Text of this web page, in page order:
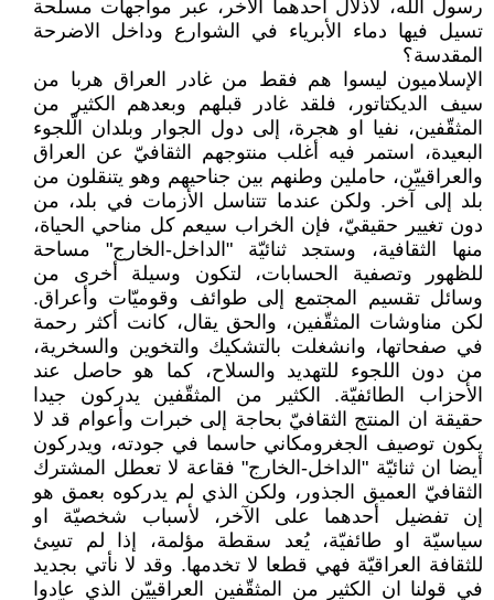
رسول الله، لأذلال أحدهما الآخر، عبر مواجهات مسلّحة
تسيل فيها دماء الأبرياء في الشوارع وداخل الاضرحة
المقدسة؟
الإسلاميون ليسوا هم فقط من غادر العراق هربا من
سيف الديكتاتور، فلقد غادر قبلهم وبعدهم الكثير من
المثقّفين، نفيا او هجرة، إلى دول الجوار وبلدان الّلجوء
البعيدة، استمر فيه أغلب منتوجهم الثقافيّ عن العراق
والعراقييّن، حاملين وطنهم بين جناحيهم وهو يتنقلون من
بلد إلى آخر. ولكن عندما تتناسل الأزمات في بلد، من
دون تغيير حقيقيّ، فإن الخراب سيعم كل مناحي الحياة،
منها الثقافية، وستجد ثنائيّة "الداخل-الخارج" مساحة
للظهور وتصفية الحسابات، لتكون وسيلة أخرى من
وسائل تقسيم المجتمع إلى طوائف وقوميّات وأعراق.
لكن مناوشات المثقّفين، والحق يقال، كانت أكثر رحمة
في صفحاتها، وانشغلت بالتشكيك والتخوين والسخرية،
من دون اللجوء للتهديد والسلاح، كما هو حاصل عند
الأحزاب الطائفيّة. الكثير من المثقّفين يدركون جيدا
حقيقة ان المنتج الثقافيّ بحاجة إلى خبرات وأعوام قد لا
يكون توصيف الجغرومكاني حاسما في جودته، ويدركون
أيضا ان ثنائيّة "الداخل-الخارج" فقاعة لا تعطل المشترك
الثقافيّ العميق الجذور، ولكن الذي لم يدركوه بعمق هو
إن تفضيل أحدهما على الآخر، لأسباب شخصيّة او
سياسيّة او طائفيّة، يُعد سقطة مؤلمة، إذا لم تسِئ
للثقافة العراقيّة فهي قطعا لا تخدمها. وقد لا نأتي بجديد
في قولنا ان الكثير من المثقّفين العراقييّن الذي عادوا